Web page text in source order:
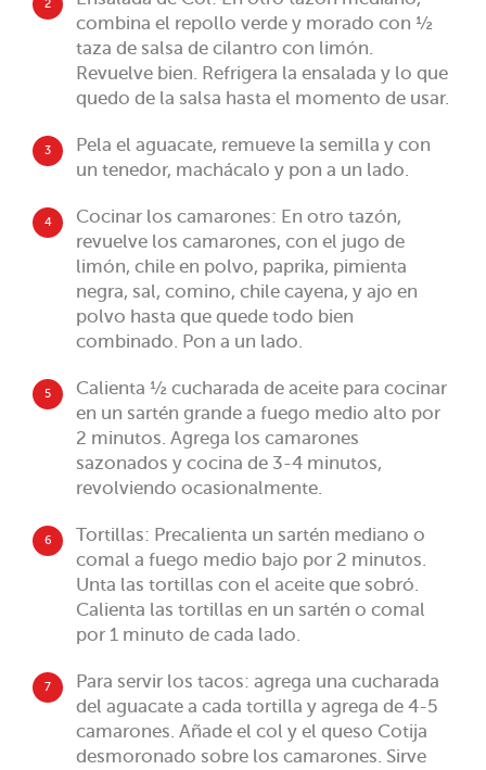
2
combina el repollo verde y morado con ½
taza de salsa de cilantro con limón.
Revuelve bien. Refrigera la ensalada y lo que
quedo de la salsa hasta el momento de usar.
3
Pela el aguacate, remueve la semilla y con
un tenedor, machácalo y pon a un lado.
4
Cocinar los camarones: En otro tazón,
revuelve los camarones, con el jugo de
limón, chile en polvo, paprika, pimienta
negra, sal, comino, chile cayena, y ajo en
polvo hasta que quede todo bien
combinado. Pon a un lado.
5
Calienta ½ cucharada de aceite para cocinar
en un sartén grande a fuego medio alto por
2 minutos. Agrega los camarones
sazonados y cocina de 3-4 minutos,
revolviendo ocasionalmente.
6
Tortillas: Precalienta un sartén mediano o
comal a fuego medio bajo por 2 minutos.
Unta las tortillas con el aceite que sobró.
Calienta las tortillas en un sartén o comal
por 1 minuto de cada lado.
7
Para servir los tacos: agrega una cucharada
del aguacate a cada tortilla y agrega de 4-5
camarones. Añade el col y el queso Cotija
desmoronado sobre los camarones. Sirve